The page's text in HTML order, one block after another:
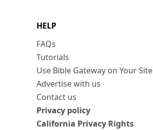
HELP
FAQs
Tutorials
Use Bible Gateway on Your Site
Advertise with us
Contact us
Privacy policy
California Privacy Rights